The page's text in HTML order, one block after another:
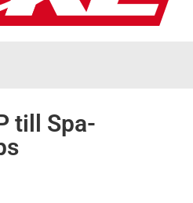
till Spa-